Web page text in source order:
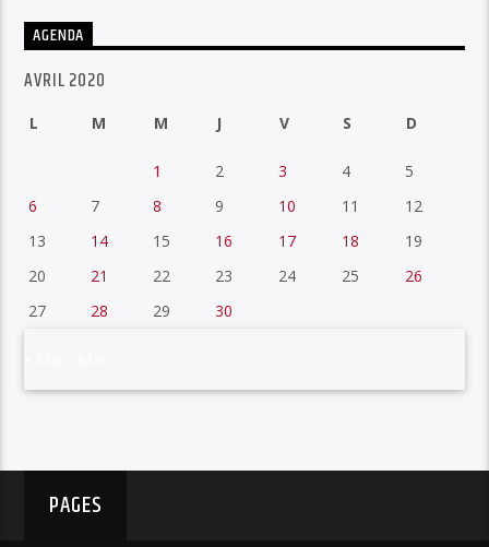
AGENDA
AVRIL 2020
L M M J V S D
1 2 3 4
5
6
7 8 9 10 11
12
13
14 15 16 17 18
19
20
21 22 23 24 25
26
27
28 29 30
PAGES